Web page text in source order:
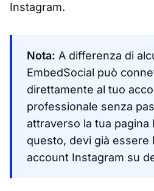
Instagram.
Nota: A differenza di
EmbedSocial può
direttamente al tuo
professionale senza
attraverso la tua pagina
questo, devi già essere
account Instagram su